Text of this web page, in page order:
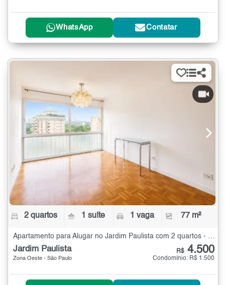
WhatsApp Contatar
2 quartos 1 suíte 1 vaga 77 m²
Jardim Paulista
Zona Oeste - São Paulo
R$ 4.500
Condomínio: R$ 1.500